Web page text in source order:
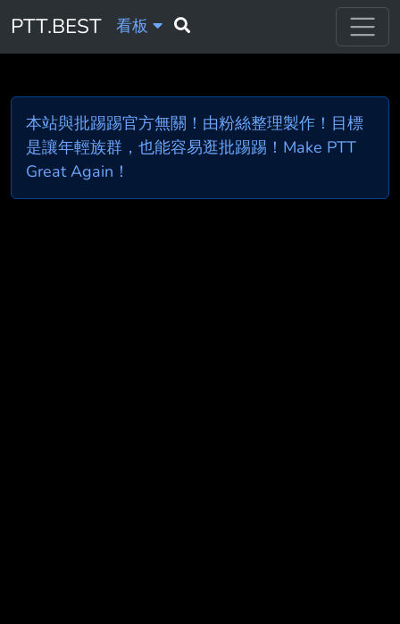
PTT.BEST 看板
本站與批踢踢官方無關！由粉絲整理製作！目標
是讓年輕族群，也能容易逛批踢踢！Make PTT
Great Again！